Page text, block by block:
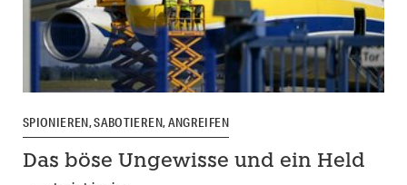
SPIONIEREN, SABOTIEREN, ANGREIFEN
Das böse Ungewisse und ein Held